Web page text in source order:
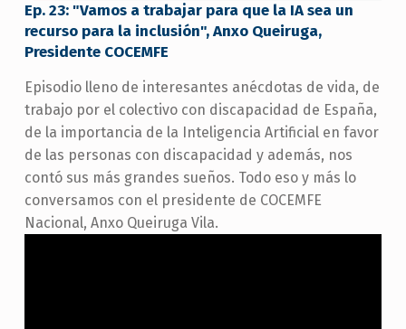
Ep. 23: "Vamos a trabajar para que la IA sea un
recurso para la inclusión", Anxo Queiruga,
Presidente COCEMFE
Episodio lleno de interesantes anécdotas de vida, de
trabajo por el colectivo con discapacidad de España,
de la importancia de la Inteligencia Artificial en favor
de las personas con discapacidad y además, nos
contó sus más grandes sueños. Todo eso y más lo
conversamos con el presidente de COCEMFE
Nacional, Anxo Queiruga Vila.